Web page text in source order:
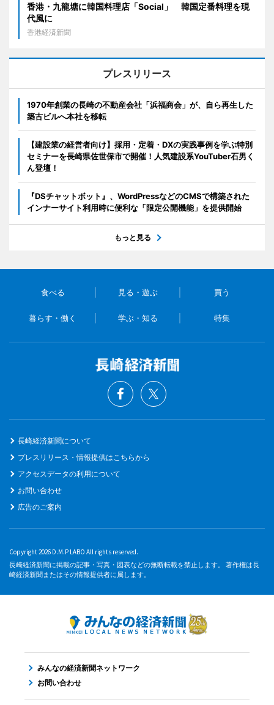
香港・九龍塘に韓国料理店「Social」 韓国定番料理を現
代風に
香港経済新聞
プレスリリース
1970年創業の長崎の不動産会社「浜福商会」が、自ら再生した
築古ビルへ本社を移転
【建設業の経営者向け】採用・定着・DXの実践事例を学ぶ特別
セミナーを長崎県佐世保市で開催！人気建設系YouTuber石男く
ん登壇！
『DSチャットボット』、WordPressなどのCMSで構築された
インナーサイト利用時に便利な「限定公開機能」を提供開始
もっと見る
食べる 見る・遊ぶ 買う
暮らす・働く 学ぶ・知る 特集
長崎経済新聞について
プレスリリース・情報提供はこちらから
アクセスデータの利用について
お問い合わせ
広告のご案内
Copyright 2026 D.M.P LABO All rights reserved.
長崎経済新聞に掲載の記事・写真・図表などの無断転載を禁止します。 著作権は長
崎経済新聞またはその情報提供者に属します。
みんなの経済新聞ネットワーク
お問い合わせ